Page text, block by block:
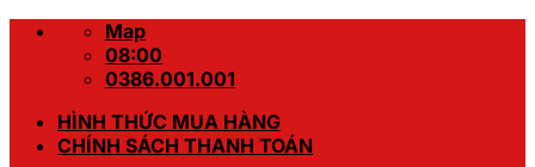
Skip
Map
08:00
0386.001.001
HÌNH THỨC MUA HÀNG
CHÍNH SÁCH THANH TOÁN